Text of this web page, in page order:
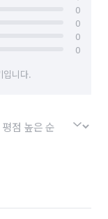
0
0
0
0
입니다.